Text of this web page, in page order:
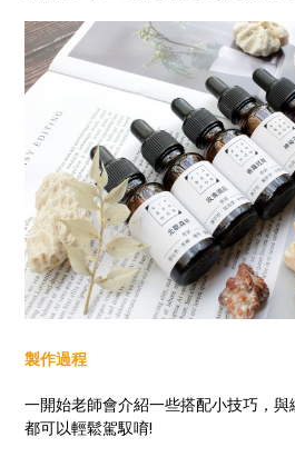
製作過程
一開始老師會介紹一些搭配小技巧，
都可以輕鬆駕馭唷!